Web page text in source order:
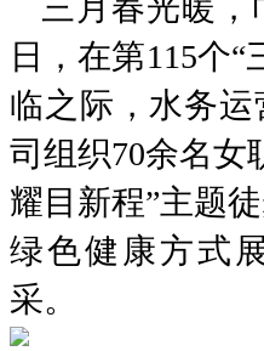
三月春光暖，
日，在第115个
临之际，水务
司组织70余名女
耀目新程”主题
绿色健康方式
采。